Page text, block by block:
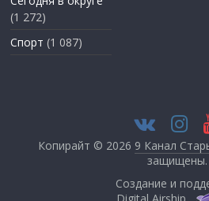
(1 272)
Спорт (1 087)
Копирайт © 2026 9 Канал
защищены.
Создание и